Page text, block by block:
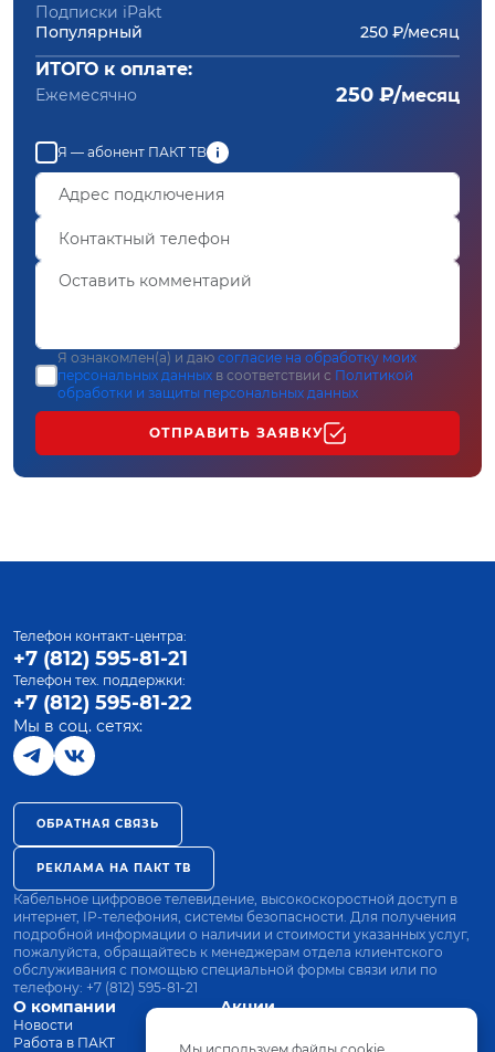
Подписки iPakt
Популярный
250 ₽/месяц
ИТОГО к оплате:
Ежемесячно 250 ₽/месяц
Я — абонент ПАКТ ТВ
Я ознакомлен(а) и даю согласие на обработку моих
персональных данных в соответствии с Политикой
обработки и защиты персональных данных
ОТПРАВИТЬ ЗАЯВКУ
О компании
Новости
Работа в ПАКТ
Акции
Оплата
Телефон контакт-центра:
+7 (812) 595-81-21
Телефон тех. поддержки:
+7 (812) 595-81-22
Мы в соц. сетях:
ОБРАТНАЯ СВЯЗЬ
РЕКЛАМА НА ПАКТ ТВ
Кабельное цифровое телевидение, высокоскоростной доступ в
интернет, IP-телефония, системы безопасности. Для получения
подробной информации о наличии и стоимости указанных услуг,
пожалуйста, обращайтесь к менеджерам отдела клиентского
обслуживания с помощью специальной формы связи или по
телефону: +7 (812) 595-81-21